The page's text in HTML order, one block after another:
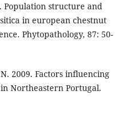
Population structure and
in european chestnut
Phytopathology, 87: 50-
2009. Factors influencing
Northeastern Portugal.